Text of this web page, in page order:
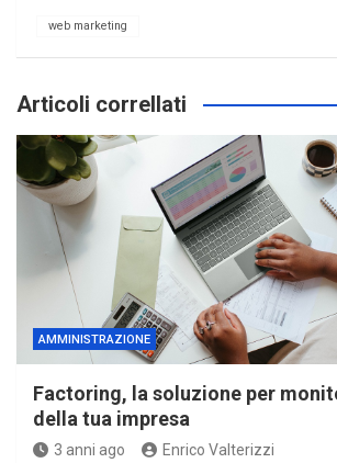
web marketing
Articoli correllati
AMMINISTRAZIONE
Factoring, la soluzione per
della tua impresa
3 anni ago Enrico Valterizzi